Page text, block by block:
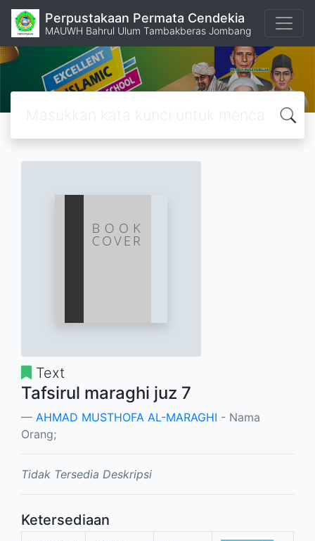
Perpustakaan Permata Cendekia
MAUWH Bahrul Ulum Tambakberas Jombang
Text
Tafsirul maraghi juz 7
AHMAD MUSTHOFA AL-MARAGHI - Nama
Orang;
Tidak Tersedia Deskripsi
Ketersediaan